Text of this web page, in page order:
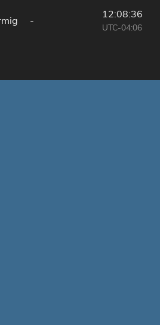
-
12:08:36
UTC-04:06